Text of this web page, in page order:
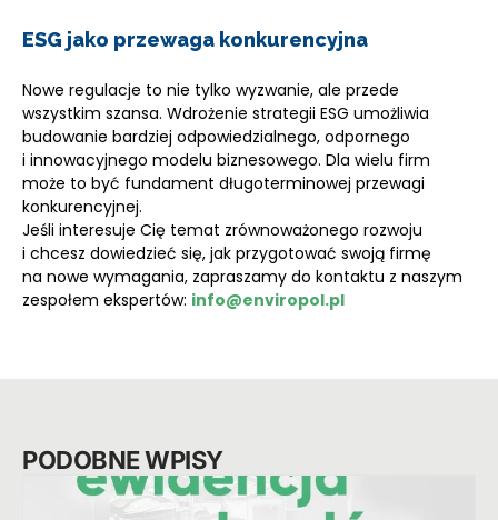
ESG jako przewaga konkurencyjna
Nowe regulacje to nie tylko wyzwanie, ale przede
wszystkim szansa. Wdrożenie strategii ESG umożliwia
budowanie bardziej odpowiedzialnego, odpornego
i innowacyjnego modelu biznesowego. Dla wielu firm
może to być fundament długoterminowej przewagi
konkurencyjnej.
Jeśli interesuje Cię temat zrównoważonego rozwoju
i chcesz dowiedzieć się, jak przygotować swoją firmę
na nowe wymagania, zapraszamy do kontaktu z naszym
zespołem ekspertów: info@enviropol.pl
PODOBNE WPISY